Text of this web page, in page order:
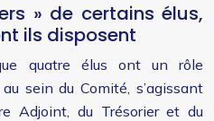
» de certains élus,
ils disposent
quatre élus ont un rôle
sein du Comité, s’agissant
Adjoint, du Trésorier et du